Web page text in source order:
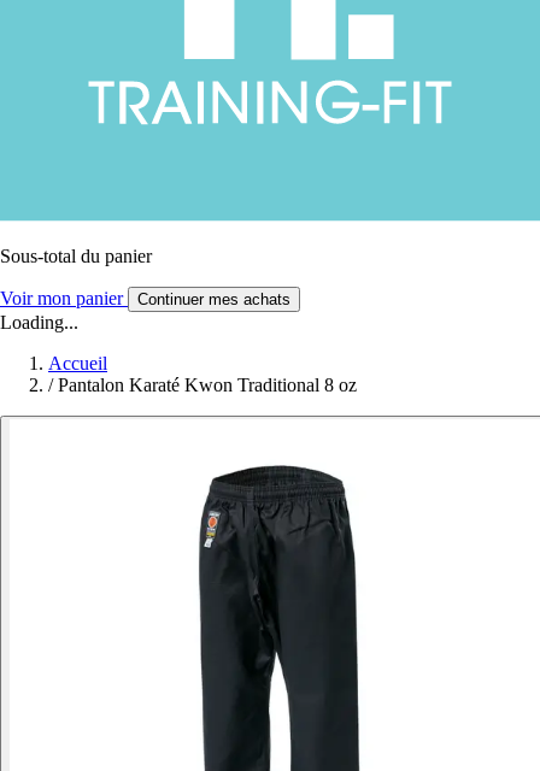
Sous-total du panier
Voir mon panier Continuer mes achats
Loading...
Accueil
/ Pantalon Karaté Kwon Traditional 8 oz